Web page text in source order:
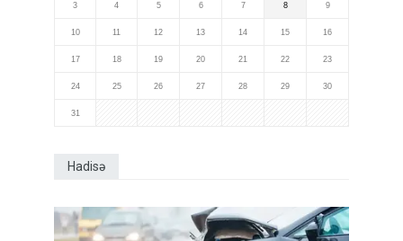
3 4 5 6 7 8 9
10 11 12 13 14 15 16
17 18 19 20 21 22 23
24 25 26 27 28 29 30
31
Hadisə